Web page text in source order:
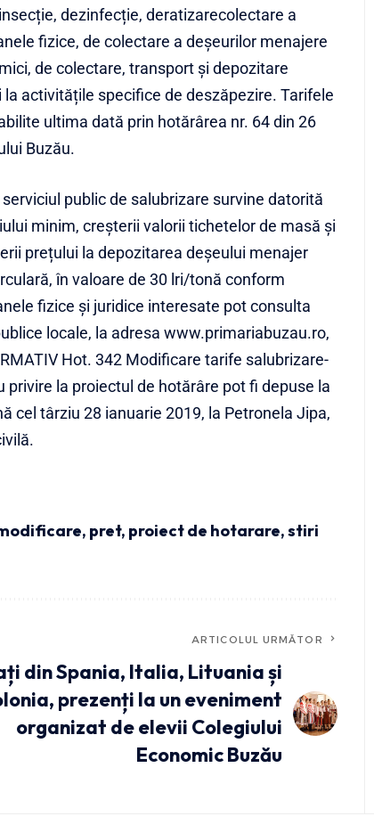
dezinfecție, deratizarecolectare a
fizice, de colectare a deșeurilor menajere
de colectare, transport și depozitare
activitățile specifice de deszăpezire. Tarifele
ultima dată prin hotărârea nr. 64 din 26
Buzău.
public de salubrizare survine datorită
minim, creșterii valorii tichetelor de masă și
prețului la depozitarea deșeului menajer
în valoare de 30 lri/tonă conform
fizice şi juridice interesate pot consulta
locale, la adresa www.primariabuzau.ro,
Hot. 342 Modificare tarife salubrizare-
privire la proiectul de hotărâre pot fi depuse la
cel târziu 28 ianuarie 2019, la Petronela Jipa,
, pret, proiect de hotarare,stiri
ARTICOLUL URMĂTOR
din Spania, Italia, Lituania și
prezenți la un eveniment
organizat de elevii Colegiului
Economic Buzău